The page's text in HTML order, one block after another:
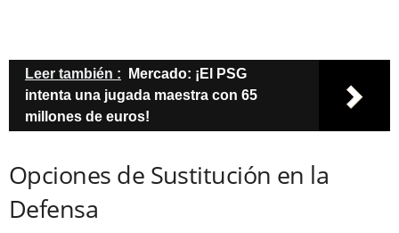
Leer también :
Mercado: ¡El PSG
intenta una jugada maestra con 65
millones de euros!
Opciones de Sustitución en la
Defensa